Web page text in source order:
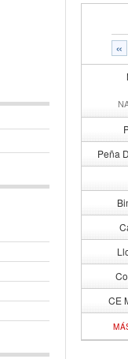
«
Peña
CE